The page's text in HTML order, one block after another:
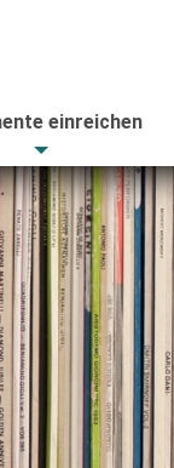
einreichen